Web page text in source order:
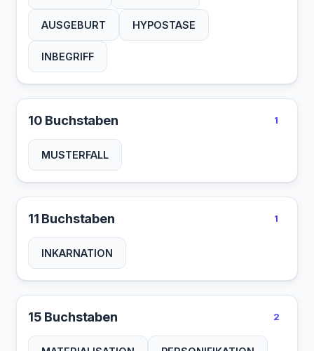
AUSGEBURT HYPOSTASE
INBEGRIFF
10 Buchstaben 1
MUSTERFALL
11 Buchstaben 1
INKARNATION
15 Buchstaben 2